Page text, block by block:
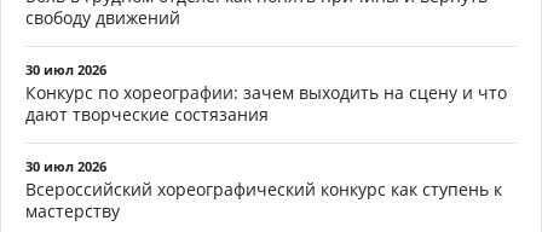
свободу движений
30 июл 2026
Конкурс по хореографии: зачем выходить на сцену и что
дают творческие состязания
30 июл 2026
Всероссийский хореографический конкурс как ступень к
мастерству